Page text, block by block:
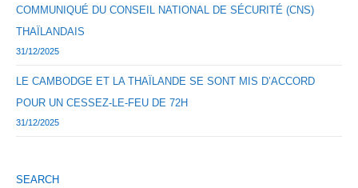
COMMUNIQUÉ DU CONSEIL NATIONAL DE SÉCURITÉ (CNS)
THAÏLANDAIS
31/12/2025
LE CAMBODGE ET LA THAÏLANDE SE SONT MIS D’ACCORD
POUR UN CESSEZ-LE-FEU DE 72H
31/12/2025
SEARCH